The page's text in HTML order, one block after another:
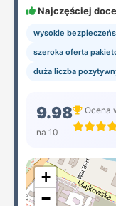
Najczęściej
wysokie
szeroka oferta
duża liczba
9.98
na 10
Ocena
+
−